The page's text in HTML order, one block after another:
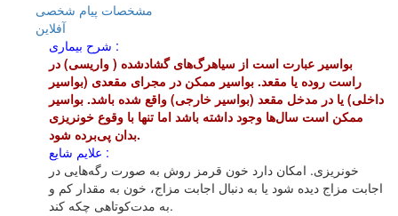
مشخصات پیام شخصی
آفلاين
شرح بیماری :
بواسیر عبارت‌ است‌ از سیاهرگ‌های‌ گشادشده‌ ( واریسی‌) در
راست‌ روده‌ یا مقعد. بواسیر ممکن‌ در مجرای‌ مقعدی‌ (بواسیر
داخلی‌) یا در مدخل‌ مقعد (بواسیر خارجی‌) واقع‌ شده‌ باشد. بواسیر
ممکن‌ است‌ سال‌ها وجود داشته‌ باشد اما تنها با وقوع‌ خونریزی‌
بدان‌ پی‌برده‌ شود.
علایم‌ شایع‌ :
خونریزی‌. امکان‌ دارد خون‌ قرمز روش‌ به‌ صورت‌ رگه‌هایی‌ در
اجابت‌ مزاج‌ دیده‌ شود یا به‌ دنبال‌ اجابت‌ مزاج‌، خون‌ به‌ مقدار کم‌ و
به‌ مدت‌کوتاهی‌ چکه‌ کند.